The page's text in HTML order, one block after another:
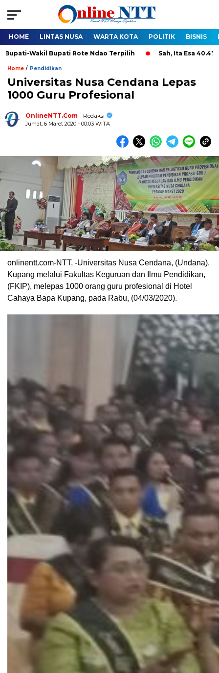
HOME LINTAS NUSA WARTA KOTA POLITIK BISNIS
Bupati Rote Ndao Terpilih Sah, Ita Esa 40.474, Lontar
Home / Pendidikan
Universitas Nusa Cendana Lepas
1000 Guru Profesional
OnlineNTT.Com - Redaksi
Jumat, 6 Maret 2020 - 00:03 WITA
onlinentt.com-NTT, -Universitas Nusa Cendana, (Undana),
Kupang melalui Fakultas Keguruan dan Ilmu Pendidikan,
(FKIP), melepas 1000 orang guru profesional di Hotel
Cahaya Bapa Kupang, pada Rabu, (04/03/2020).